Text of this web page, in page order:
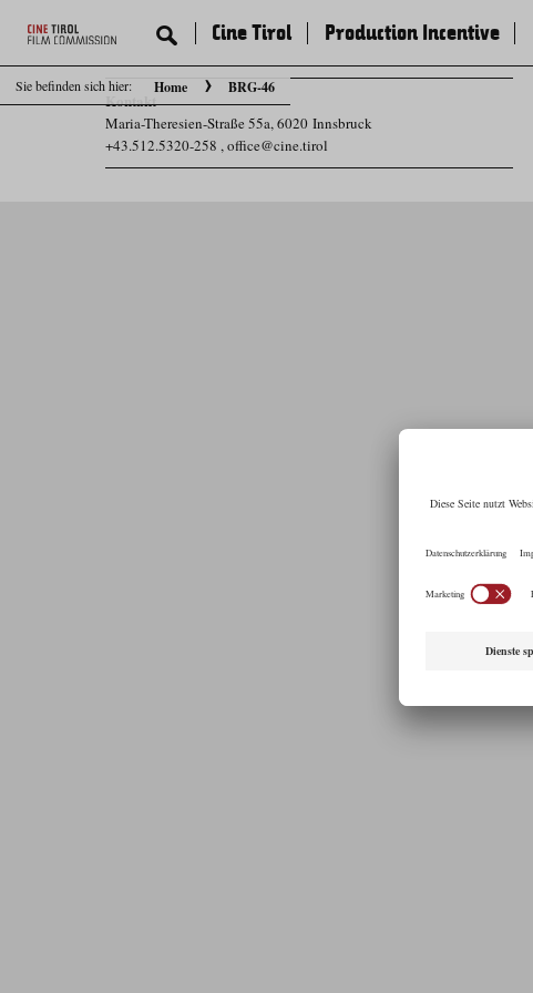
Sie befinden sich hier: Home BRG-46
Cine Tirol Production Incentive
Kontakt
Maria-Theresien-Straße 55a, 6020 Innsbruck
+43.512.5320-258 ,office@cine.tirol